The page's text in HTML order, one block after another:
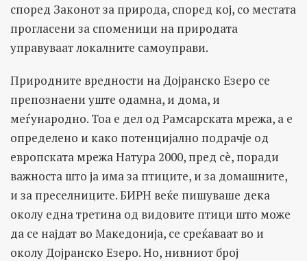
според Законот за природа, според кој, со местата
прогласени за споменици на природата
управуваат локалните самоуправи.
Природните вредности на Дојранско Езеро се
препознаени уште одамна, и дома, и
меѓународно. Тоа е дел од Рамсарската мрежа, а е
определено и како потенцијално подрачје од
европската мрежа Натура 2000, пред сè, поради
важноста што ја има за птиците, и за домашните,
и за преселниците. БИРН веќе пишуваше дека
околу една третина од видовите птици што може
да се најдат во Македонија, се среќаваат во и
околу Дојранско Езеро. Но, нивниот број